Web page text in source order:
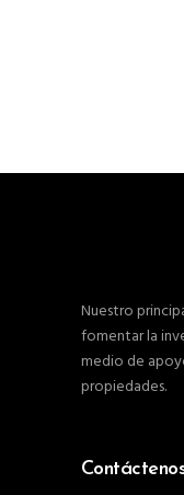
Nuestro
fomentar la
medio de
propiedades.